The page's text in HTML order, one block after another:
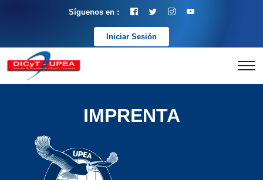
Síguenos en :
Iniciar Sesión
IMPRENTA